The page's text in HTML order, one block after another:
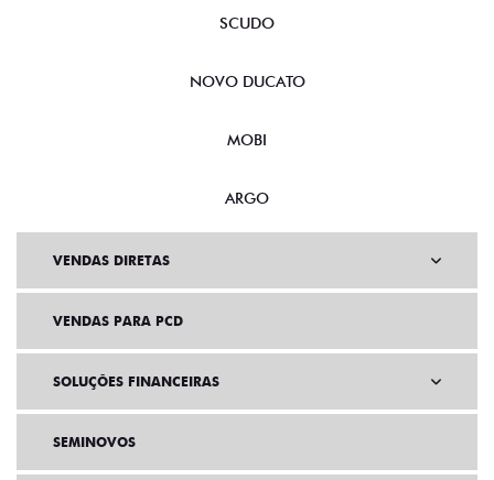
SCUDO
NOVO DUCATO
MOBI
ARGO
VENDAS DIRETAS
VENDAS PARA PCD
SOLUÇÕES FINANCEIRAS
SEMINOVOS